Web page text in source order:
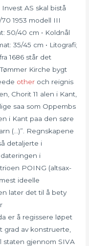
AS skal bistå
1953 modell III
50/40 cm • Koldnål
35/45 cm • Litografi;
1686 står det
Kirche bygt
other och reignis
Chorit 11 alen i Kant,
saa som Oppembs
i Kant paa den søre
(…)”. Regnskapene
detaljerte i
i
POING (altsax-
ideelle
later det til å bety
er å regissere løpet
av konstruerte,
staten gjennom SIVA